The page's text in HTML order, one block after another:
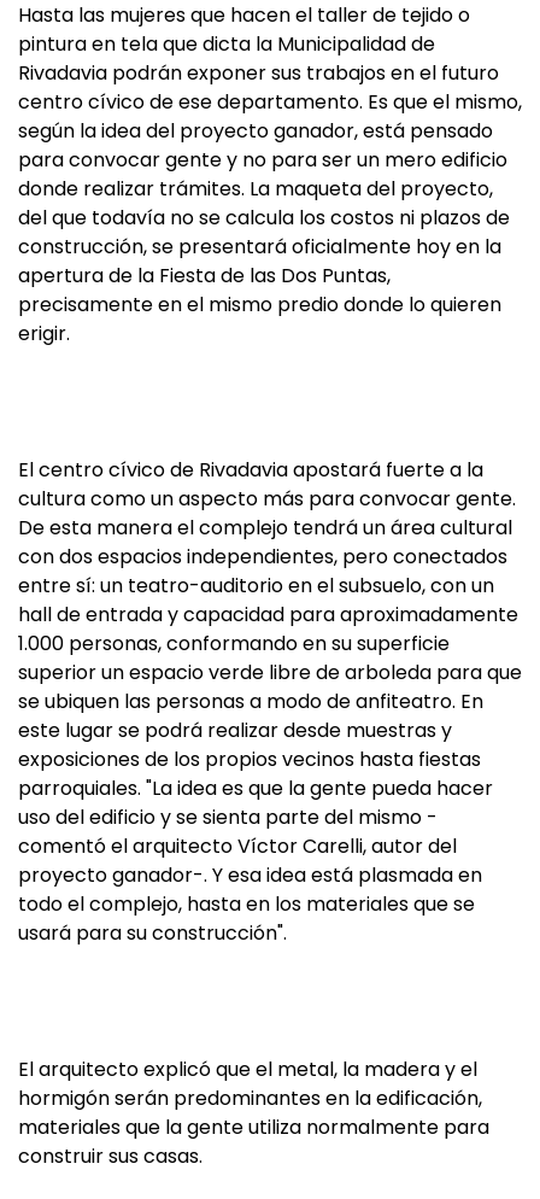
Hasta las mujeres que hacen el taller de tejido o
pintura en tela que dicta la Municipalidad de
Rivadavia podrán exponer sus trabajos en el futuro
centro cívico de ese departamento. Es que el mismo,
según la idea del proyecto ganador, está pensado
para convocar gente y no para ser un mero edificio
donde realizar trámites. La maqueta del proyecto,
del que todavía no se calcula los costos ni plazos de
construcción, se presentará oficialmente hoy en la
apertura de la Fiesta de las Dos Puntas,
precisamente en el mismo predio donde lo quieren
erigir.
El centro cívico de Rivadavia apostará fuerte a la
cultura como un aspecto más para convocar gente.
De esta manera el complejo tendrá un área cultural
con dos espacios independientes, pero conectados
entre sí: un teatro-auditorio en el subsuelo, con un
hall de entrada y capacidad para aproximadamente
1.000 personas, conformando en su superficie
superior un espacio verde libre de arboleda para que
se ubiquen las personas a modo de anfiteatro. En
este lugar se podrá realizar desde muestras y
exposiciones de los propios vecinos hasta fiestas
parroquiales. "La idea es que la gente pueda hacer
uso del edificio y se sienta parte del mismo -
comentó el arquitecto Víctor Carelli, autor del
proyecto ganador-. Y esa idea está plasmada en
todo el complejo, hasta en los materiales que se
usará para su construcción".
El arquitecto explicó que el metal, la madera y el
hormigón serán predominantes en la edificación,
materiales que la gente utiliza normalmente para
construir sus casas.